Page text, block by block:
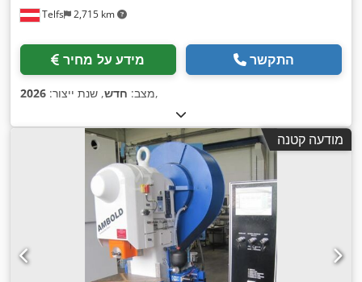
Telfs 2,715 km
מידע על מחיר התקשר
מצב: חדש, שנת ייצור: 2026 ,
מודעה קטנה